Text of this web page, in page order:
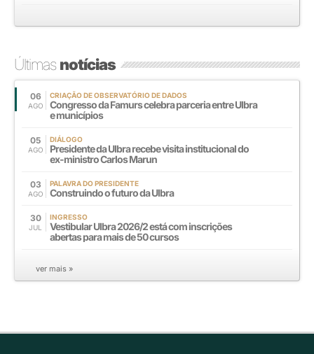
Últimasnotícias
06
AGO
CRIAÇÃO DE OBSERVATÓRIO DE DADOS
Congresso da Famurs celebra parceria entre Ulbra
e municípios
05
AGO
DIÁLOGO
Presidente da Ulbra recebe visita institucional do
ex-ministro Carlos Marun
03
AGO
PALAVRA DO PRESIDENTE
Construindo o futuro da Ulbra
30
JUL
INGRESSO
Vestibular Ulbra 2026/2 está com inscrições
abertas para mais de 50 cursos
ver mais »